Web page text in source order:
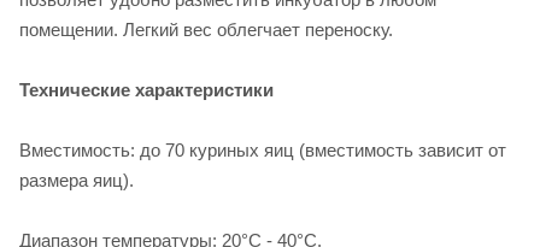
помещении. Легкий вес облегчает переноску.
Технические характеристики
Вместимость: до 70 куриных яиц (вместимость зависит от
размера яиц).
Диапазон температуры: 20°C - 40°C.